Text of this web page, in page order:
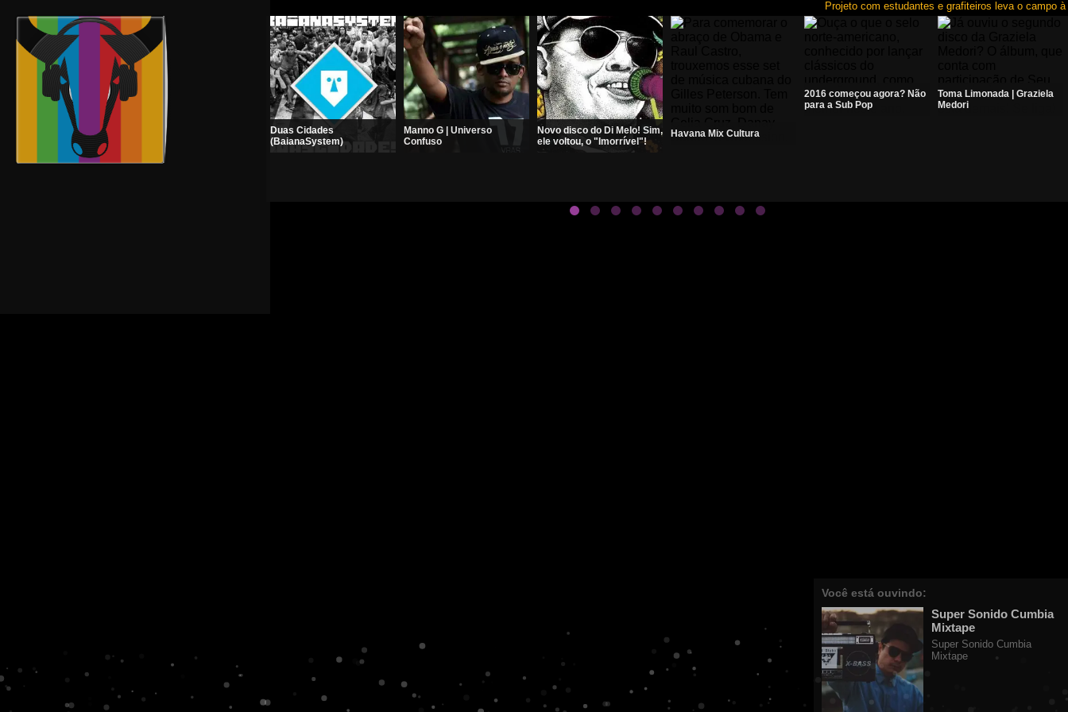
Você está ouvindo:
Super Sonido Cumbia
Mixtape
Super Sonido Cumbia
Mixtape
Projeto com estudantes e grafiteiros leva o campo à
Prince | The Purple Mix
Duas Cidades
(BaianaSystem)
Manno G | Universo
Confuso
Novo disco do Di Melo! Sim,
ele voltou, o "Imorrível"!
Havana Mix Cultura
2016 começou agora? Não
para a Sub Pop
Toma Limonada | Graziela
Medori